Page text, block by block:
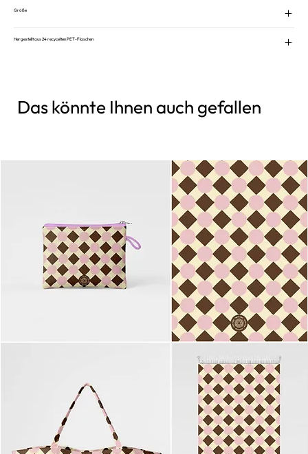
Größe
Hergestellt aus 24 recycelten PET-Flaschen
Das könnte Ihnen auch gefallen